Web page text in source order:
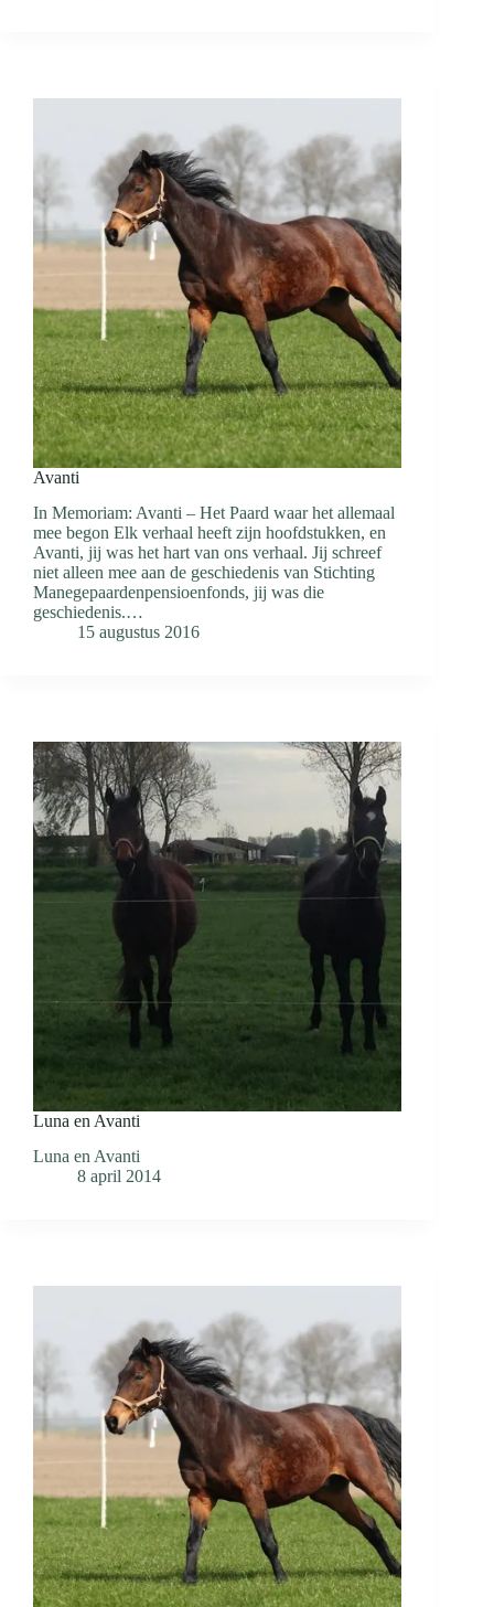
Avanti
In Memoriam: Avanti – Het Paard waar het allemaal
mee begon Elk verhaal heeft zijn hoofdstukken, en
Avanti, jij was het hart van ons verhaal. Jij schreef
niet alleen mee aan de geschiedenis van Stichting
Manegepaardenpensioenfonds, jij was die
geschiedenis.…
15 augustus 2016
Luna en Avanti
Luna en Avanti
8 april 2014